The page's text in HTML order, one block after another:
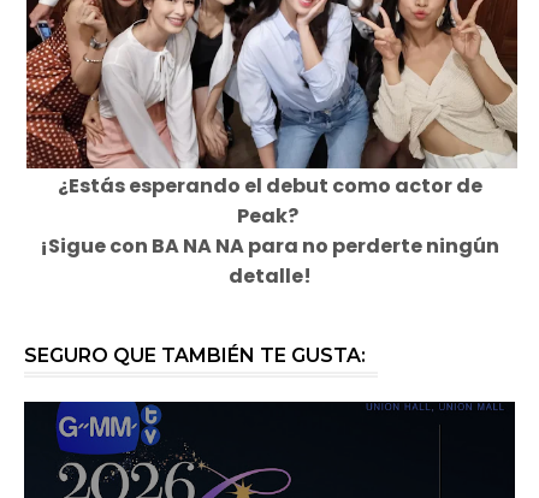
¿Estás esperando el debut como actor de
Peak?
¡Sigue con BA NA NA para no perderte ningún
detalle!
SEGURO QUE TAMBIÉN TE GUSTA: